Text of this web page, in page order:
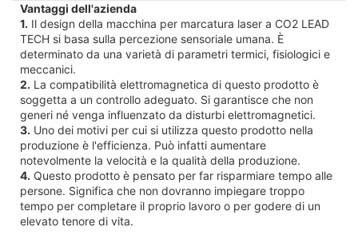
Vantaggi dell'azienda
1. Il design della macchina per marcatura laser a CO2 LEAD
TECH si basa sulla percezione sensoriale umana. È
determinato da una varietà di parametri termici, fisiologici e
meccanici.
2. La compatibilità elettromagnetica di questo prodotto è
soggetta a un controllo adeguato. Si garantisce che non
generi né venga influenzato da disturbi elettromagnetici.
3. Uno dei motivi per cui si utilizza questo prodotto nella
produzione è l'efficienza. Può infatti aumentare
notevolmente la velocità e la qualità della produzione.
4. Questo prodotto è pensato per far risparmiare tempo alle
persone. Significa che non dovranno impiegare troppo
tempo per completare il proprio lavoro o per godere di un
elevato tenore di vita.